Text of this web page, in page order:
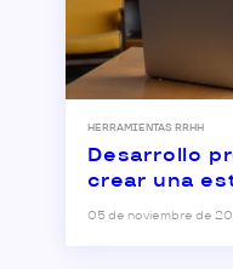
HERRAMIENTAS RRHH
Desarrollo
crear una
05 de noviembre de